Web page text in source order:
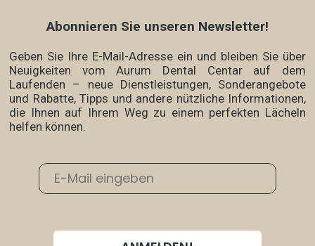
Abonnieren Sie unseren Newsletter!
Geben Sie Ihre E-Mail-Adresse ein und bleiben Sie über
Neuigkeiten vom Aurum Dental Centar auf dem
Laufenden – neue Dienstleistungen, Sonderangebote
und Rabatte, Tipps und andere nützliche Informationen,
die Ihnen auf Ihrem Weg zu einem perfekten Lächeln
helfen können.